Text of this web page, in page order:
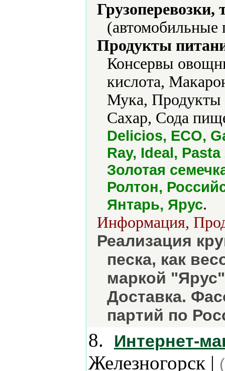
(автомобильные
Продукты
Консервы
кислота,
Мука, Продукты
Сахар, Сода
Delicios, ECO,
Ray, Ideal,
Золотая
Ролтон,
Янтарь, Ярус.
Информация,
Реализация
песка, как
маркой
Доставка.
партий по
8. Интернет-
Железногорск |